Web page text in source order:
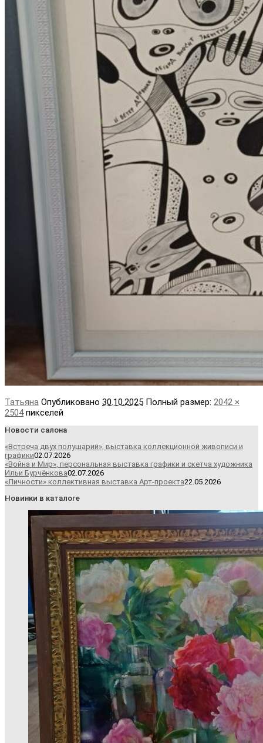
Татьяна Опубликовано 30.10.2025 Полный размер: 2042 ×
2504пикселей
Новости салона
«Встреча двух полушарий», выставка коллекционной живописи и
графики02.07.2026
«Война и Мир», персональная выставка графики и скетча художника
Ильи Бурчёнкова02.07.2026
«Личности» коллективная выставка Арт-проекта22.05.2026
Новинки в каталоге